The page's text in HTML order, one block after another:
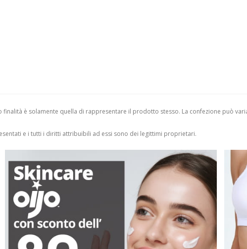
è solamente quella di rappresentare il prodotto stesso. La confezione può
e i tutti i diritti attribuibili ad essi sono dei legittimi proprietari.